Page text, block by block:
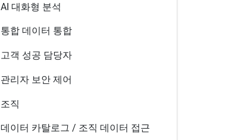
AI 대화형 분석
통합 데이터 통합
고객 성공 담당자
관리자 보안 제어
조직
데이터 카탈로그 / 조직 데이터 접근